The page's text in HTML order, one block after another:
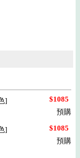
]
$1085
預購
]
$1085
預購